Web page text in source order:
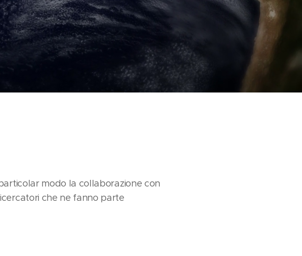
modo la collaborazione con
che ne fanno parte